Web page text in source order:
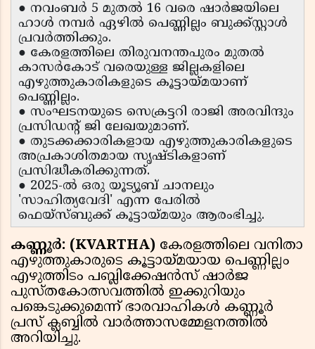
● നവംബർ 5 മുതൽ 16 വരെ ഷാർജയിലെ
ഹാൾ നമ്പർ ഏഴിൽ പെണ്ണില്ലം ബുക്ക്‌സ്റ്റാൾ
പ്രവർത്തിക്കും.
● കേരളത്തിലെ തിരുവനന്തപുരം മുതൽ
കാസർകോട് വരെയുള്ള ജില്ലകളിലെ
എഴുത്തുകാരികളുടെ കൂട്ടായ്മയാണ്
പെണ്ണില്ലം.
● സംഘടനയുടെ സെക്രട്ടറി രാജി അരവിന്ദും
പ്രസിഡന്റ് ജി ലേഖയുമാണ്.
● തുടക്കക്കാരികളായ എഴുത്തുകാരികളുടെ
അപ്രകാശിതമായ സൃഷ്ടികളാണ്
പ്രസിദ്ധീകരിക്കുന്നത്.
● 2025-ൽ ഒരു യൂട്യൂബ് ചാനലും
'സാഹിത്യവേദി' എന്ന പേരിൽ
ഫെയ്‌സ്‌ബുക്ക് കൂട്ടായ്മയും ആരംഭിച്ചു.
കണ്ണൂർ: (KVARTHA) കേരളത്തിലെ വനിതാ
എഴുത്തുകാരുടെ കൂട്ടായ്മയായ പെണ്ണില്ലം
എഴുത്തിടം പബ്ലിക്കേഷൻസ് ഷാർജ
പുസ്തകോത്സവത്തിൽ ഇക്കുറിയും
പങ്കെടുക്കുമെന്ന് ഭാരവാഹികൾ കണ്ണൂർ
പ്രസ് ക്ലബ്ബിൽ വാർത്താസമ്മേളനത്തിൽ
അറിയിച്ചു.